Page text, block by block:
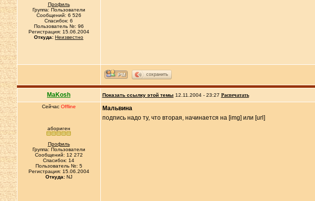
Профиль
Группа: Пользователи
Сообщений: 6 526
Спасибок: 6
Пользователь №: 96
Регистрация: 15.06.2004
Откуда: Неизвестно
сохранить
MaKosh Показать ссылку этой темы 12.11.2004 - 23:27 Распечатать
Сейчас Offline
абориген
Профиль
Группа: Пользователи
Сообщений: 12 272
Спасибок: 14
Пользователь №: 5
Регистрация: 15.06.2004
Откуда:NJ
Мальвина
подпись надо ту, что вторая, начинается на [img] или [url]